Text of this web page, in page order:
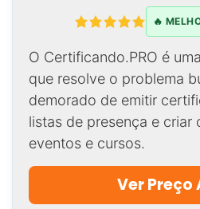
🔥
O Certificando.PRO é
que resolve o problema
demorado de emitir
listas de presença e criar
eventos e cursos.
Ver Preço